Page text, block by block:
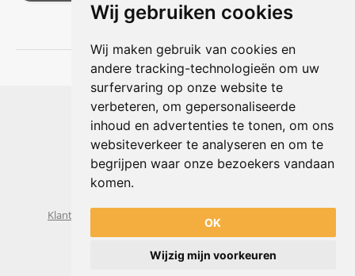
Wij gebruiken cookies
Wij maken gebruik van cookies en
andere tracking-technologieën om uw
surfervaring op onze website te
verbeteren, om gepersonaliseerde
inhoud en advertenties te tonen, om ons
websiteverkeer te analyseren en om te
begrijpen waar onze bezoekers vandaan
komen.
OK
Wijzig mijn voorkeuren
Shophouse online
Max Planckstraat 4
6716 BE Ede, Nederland
Telefoon:+31(0)318 618 121
E-mail: info@shophouse.nl
Geopend: ma t/m vr 09:00-17:00 uur
Klantenservice
Algemene voorwaarden
Powered by nopCommerce